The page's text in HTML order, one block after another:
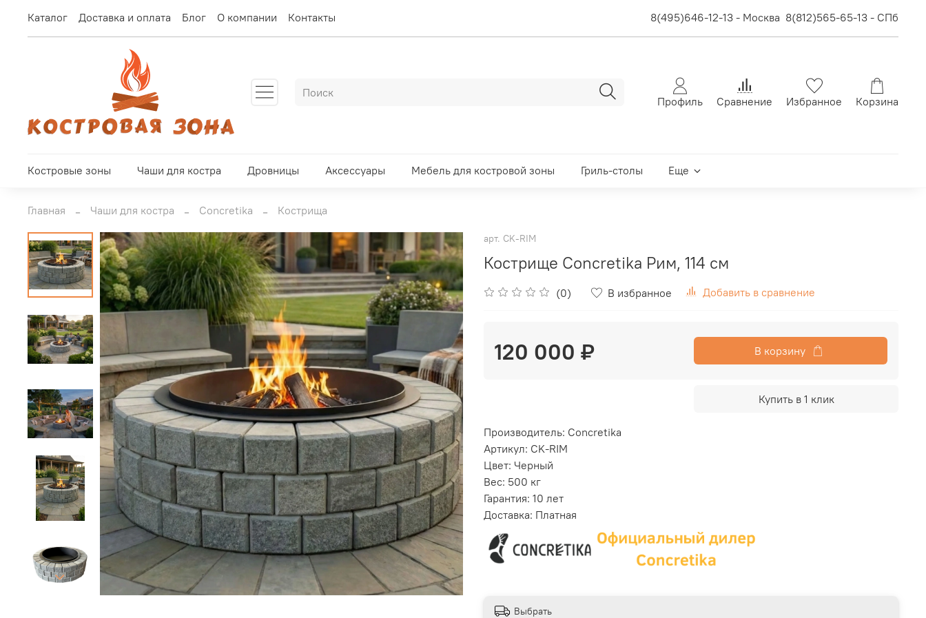
Каталог Доставка и оплата Блог О компании Контакты 8(495)646-12-13 - Москва 8(812)565-65-13 - СПб
Профиль Сравнение Избранное Корзина
Костровые зоны Чаши для костра Дровницы Аксессуары Мебель для костровой зоны Гриль-столы Еще
Главная Чаши для костра Concretika Кострища
арт. CK-RIM
Кострище Concretika Рим, 114 см
(0) В избранное Добавить в сравнение
120 000 ₽ В корзину
Купить в 1 клик
Производитель: Concretika
Артикул: CK-RIM
Цвет: Черный
Вес: 500 кг
Гарантия: 10 лет
Доставка: Платная
Выбрать